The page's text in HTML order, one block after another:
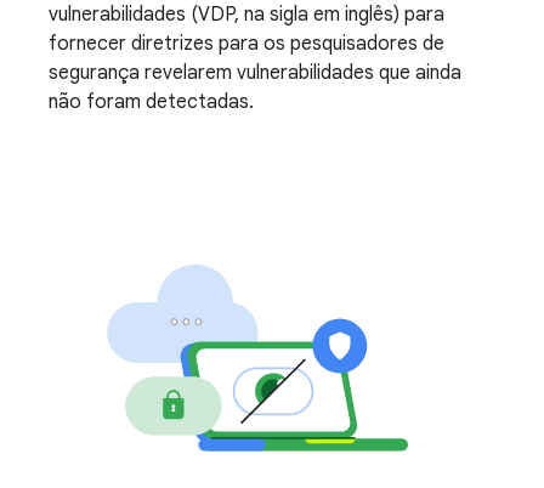
vulnerabilidades (VDP, na sigla em inglês) para
fornecer diretrizes para os pesquisadores de
segurança revelarem vulnerabilidades que ainda
não foram detectadas.